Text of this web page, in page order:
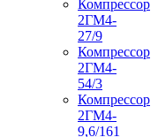
Компрессор
2ГМ4-
27/9
Компрессор
2ГМ4-
54/3
Компрессор
2ГМ4-
9,6/161